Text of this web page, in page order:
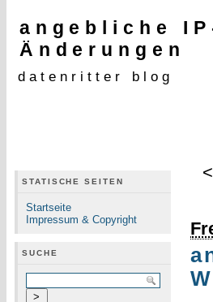
angebliche
Änderungen
datenritter blog
STATISCHE SEITEN
Startseite
Impressum & Copyright
SUCHE
<